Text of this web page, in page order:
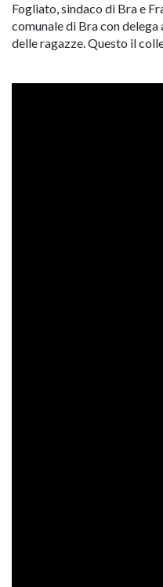
Fogliato, sindaco di Bra e
comunale di Bra con
delle ragazze. Questo il